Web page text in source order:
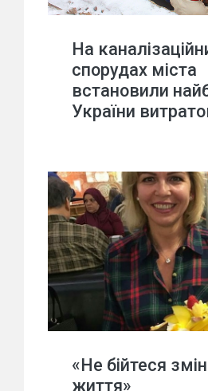
На
спорудах міста
встановили
України
«Не бійтеся
життя»